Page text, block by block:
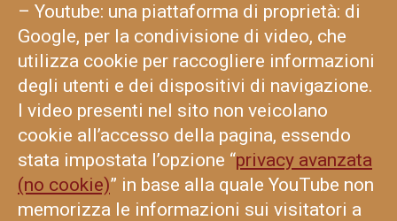
– Youtube: una piattaforma di proprietà: di
Google, per la condivisione di video, che
utilizza cookie per raccogliere informazioni
degli utenti e dei dispositivi di navigazione.
I video presenti nel sito non veicolano
cookie all’accesso della pagina, essendo
stata impostata l’opzione “privacy avanzata
(no cookie)” in base alla quale YouTube non
memorizza le informazioni sui visitatori a